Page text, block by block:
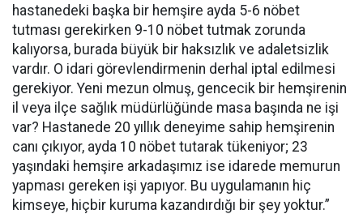
hastanedeki başka bir hemşire ayda 5-6 nöbet
tutması gerekirken 9-10 nöbet tutmak zorunda
kalıyorsa, burada büyük bir haksızlık ve adaletsizlik
vardır. O idari görevlendirmenin derhal iptal edilmesi
gerekiyor. Yeni mezun olmuş, gencecik bir hemşirenin
il veya ilçe sağlık müdürlüğünde masa başında ne işi
var? Hastanede 20 yıllık deneyime sahip hemşirenin
canı çıkıyor, ayda 10 nöbet tutarak tükeniyor; 23
yaşındaki hemşire arkadaşımız ise idarede memurun
yapması gereken işi yapıyor. Bu uygulamanın hiç
kimseye, hiçbir kuruma kazandırdığı bir şey yoktur.”